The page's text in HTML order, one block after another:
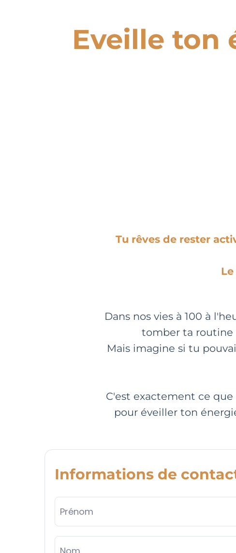
Eveille ton
Tu rêves de rester
Dans nos vies à 100 à
tomber ta routine
Mais imagine si tu
C'est exactement ce
pour éveiller ton
Informations de